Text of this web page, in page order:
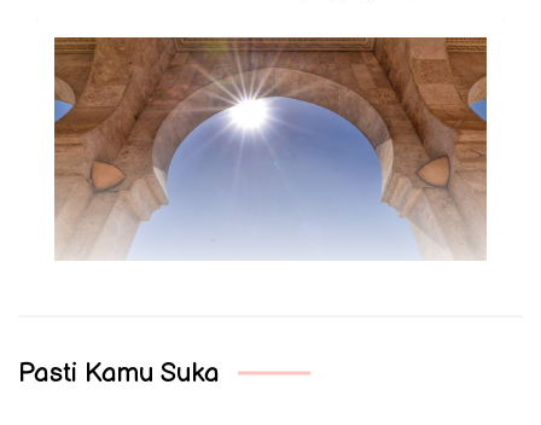
Pasti Kamu Suka